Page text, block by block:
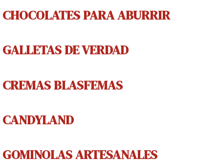
CHOCOLATES PARA ABURRIR
GALLETAS DE VERDAD
CREMASBLASFEMAS
CANDYLAND
GOMINOLASARTESANALES